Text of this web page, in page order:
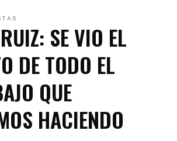
SE VIO EL
DE TODO EL
QUE
HACIENDO